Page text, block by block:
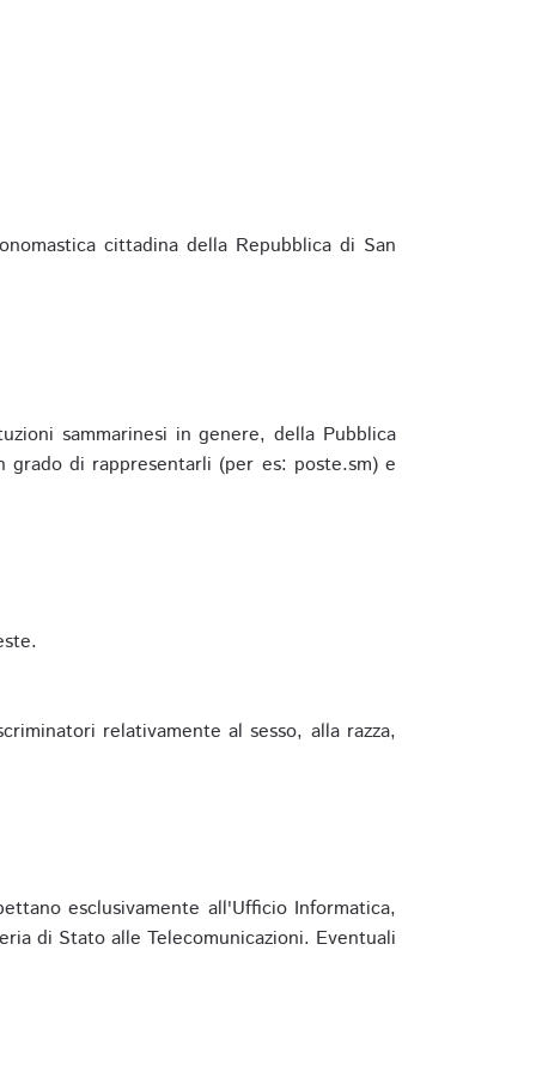
cittadina della Repubblica di San
sammarinesi in genere, della Pubblica
di rappresentarli (per es: poste.sm) e
relativamente al sesso, alla razza,
esclusivamente all'Ufficio Informatica,
di Stato alle Telecomunicazioni. Eventuali